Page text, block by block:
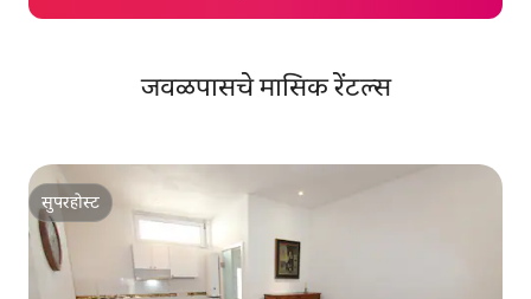
जवळपासचे मासिक रेंटल्स
सुपरहोस्ट
सुपरहोस्ट